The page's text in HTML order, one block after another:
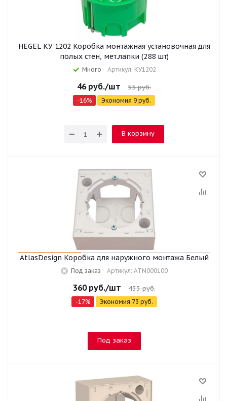
HEGEL КУ 1202 Коробка монтажная установочная для
полых стен, мет.лапки (288 шт)
Много Артикул: КУ1202
46руб./шт 55руб.
-16% Экономия 9 руб.
В корзину
AtlasDesign Коробка для наружного монтажа Белый
Под заказ Артикул: ATN000100
360руб./шт 433руб.
-17% Экономия 73 руб.
Под заказ